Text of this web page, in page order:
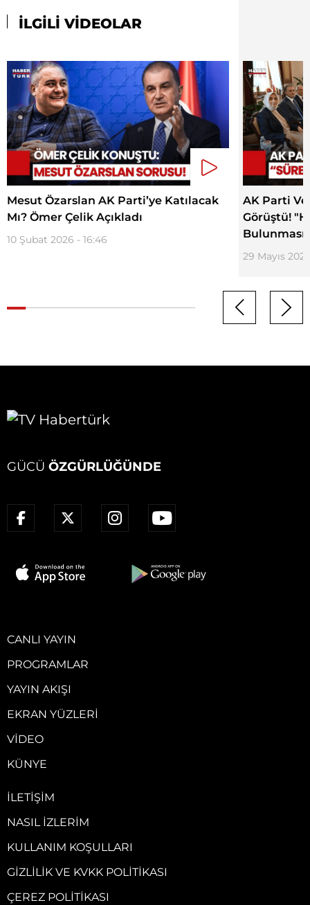
İLGİLİ VİDEOLAR
Mesut Özarslan AK Parti’ye Katılacak
Mı? Ömer Çelik Açıkladı
10 Şubat 2026 - 16:46
AK Parti
Görüştü!
Bulunması
29 Mayıs
GÜCÜ ÖZGÜRLÜĞÜNDE
CANLI YAYIN
PROGRAMLAR
YAYIN AKIŞI
EKRAN YÜZLERI
VIDEO
KÜNYE
İLETIŞIM
NASIL İZLERIM
KULLANIM KOŞULLARI
GIZLILIK VE KVKK POLITIKASI
ÇEREZ POLITIKASI